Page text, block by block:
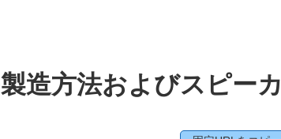
造方法およびスピーカ